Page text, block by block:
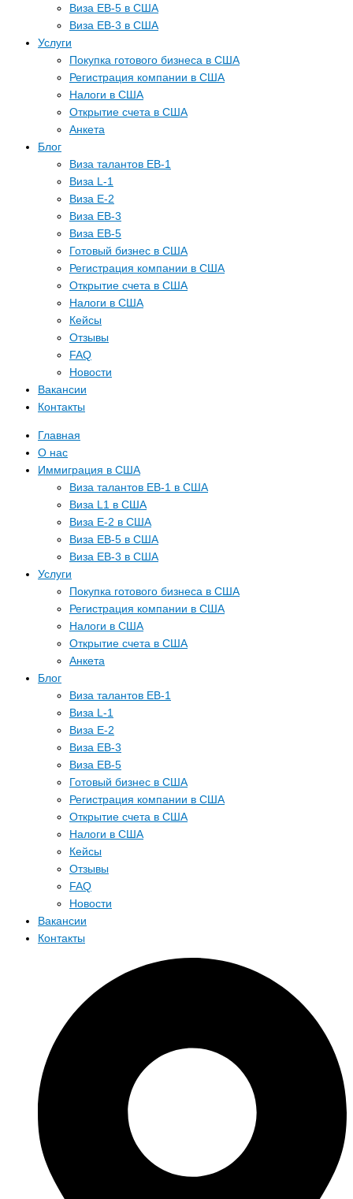
Виза EB-5 в США
Виза EB-3 в США
Услуги
Покупка готового бизнеса в США
Регистрация компании в США
Налоги в США
Открытие счета в США
Анкета
Блог
Виза талантов EB-1
Виза L-1
Виза E-2
Виза EB-3
Виза EB-5
Готовый бизнес в США
Регистрация компании в США
Открытие счета в США
Налоги в США
Кейсы
Отзывы
FAQ
Новости
Вакансии
Контакты
Главная
О нас
Иммиграция в США
Виза талантов EB-1 в США
Виза L1 в США
Виза E-2 в США
Виза EB-5 в США
Виза EB-3 в США
Услуги
Покупка готового бизнеса в США
Регистрация компании в США
Налоги в США
Открытие счета в США
Анкета
Блог
Виза талантов EB-1
Виза L-1
Виза E-2
Виза EB-3
Виза EB-5
Готовый бизнес в США
Регистрация компании в США
Открытие счета в США
Налоги в США
Кейсы
Отзывы
FAQ
Новости
Вакансии
Контакты